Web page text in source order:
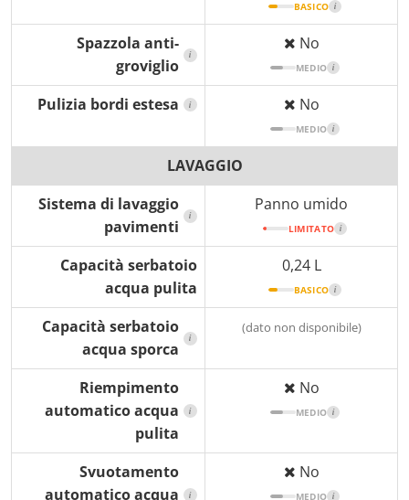
BASICO i
Spazzola anti-
groviglio
i
No
MEDIO i
Pulizia bordi estesa i No
MEDIO i
LAVAGGIO
Sistema di lavaggio
pavimenti
i
Panno umido
LIMITATO i
Capacità serbatoio
acqua pulita
0,24 L
BASICO i
Capacità serbatoio
acqua sporca
i
(dato non disponibile)
Riempimento
automatico acqua
pulita
i
No
MEDIO i
Svuotamento
automatico acqua
i
No
MEDIO i